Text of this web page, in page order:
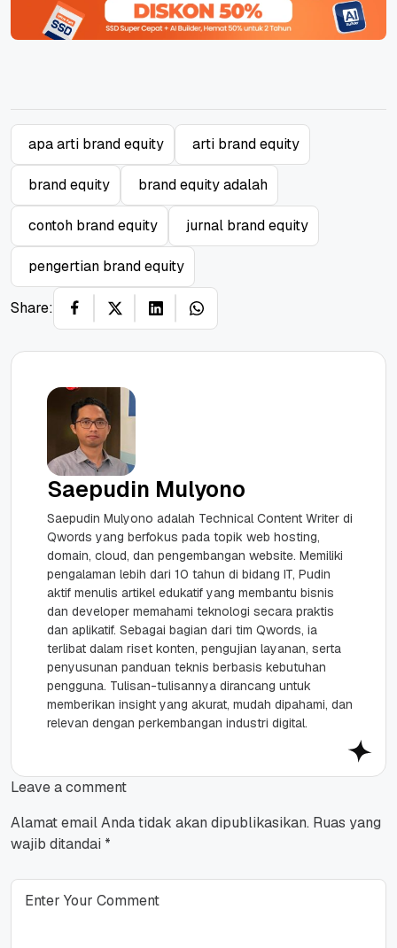
apa arti brand equity arti brand equity
brand equity brand equity adalah
contoh brand equity jurnal brand equity
pengertian brand equity
Share:
Saepudin Mulyono
Saepudin Mulyono adalah Technical Content Writer di
Qwords yang berfokus pada topik web hosting,
domain, cloud, dan pengembangan website. Memiliki
pengalaman lebih dari 10 tahun di bidang IT, Pudin
aktif menulis artikel edukatif yang membantu bisnis
dan developer memahami teknologi secara praktis
dan aplikatif. Sebagai bagian dari tim Qwords, ia
terlibat dalam riset konten, pengujian layanan, serta
penyusunan panduan teknis berbasis kebutuhan
pengguna. Tulisan-tulisannya dirancang untuk
memberikan insight yang akurat, mudah dipahami, dan
relevan dengan perkembangan industri digital.
Leave a comment
Alamat email Anda tidak akan dipublikasikan. Ruas yang
wajib ditandai *